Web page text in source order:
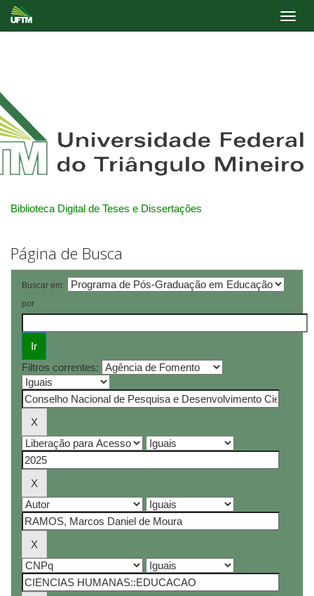
Biblioteca Digital de Teses e Dissertações
Página de Busca
Buscar em:
por
Filtros correntes: